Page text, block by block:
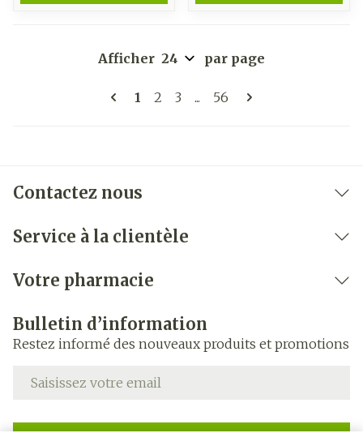
Pages
Vous lisez actuellement la page
1 Page
2 Page
3 ... Page
56
Afficher par page
Contactez nous
Service à la clientèle
Votre pharmacie
Bulletin d’information
Restez informé des nouveaux produits et promotions
Adresse mail